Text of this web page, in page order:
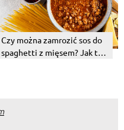
Czy można zamrozić sos do
spaghetti z mięsem? Jak to